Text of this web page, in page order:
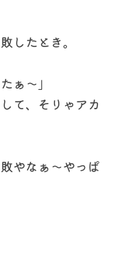
したとき。
ぁ～」
て、そりゃアカ
やなぁ～やっぱ